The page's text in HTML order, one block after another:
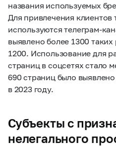
названия используемых
Для привлечения клиентов
используются телеграм-
выявлено более 1300
1200. Использование для
страниц в соцсетях стало
690 страниц было
в 2023 году.
Субъекты с
нелегального